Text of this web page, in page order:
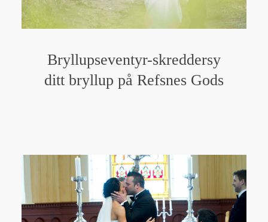
Bryllupseventyr-skreddersy
ditt bryllup på Refsnes Gods